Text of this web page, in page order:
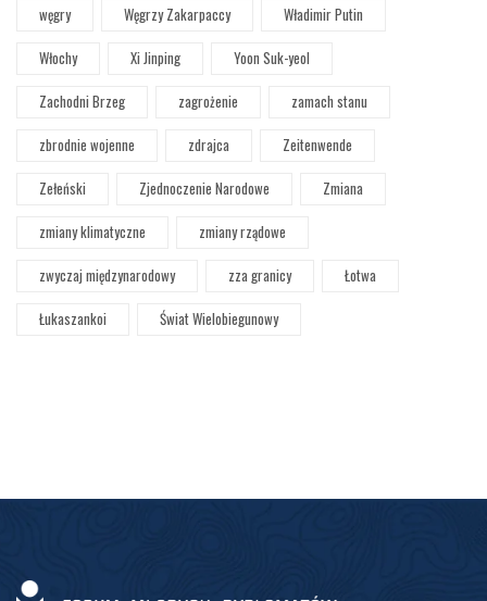
węgry
Węgrzy Zakarpaccy
Władimir Putin
Włochy
Xi Jinping
Yoon Suk-yeol
Zachodni Brzeg
zagrożenie
zamach stanu
zbrodnie wojenne
zdrajca
Zeitenwende
Zełeński
Zjednoczenie Narodowe
Zmiana
zmiany klimatyczne
zmiany rządowe
zwyczaj międzynarodowy
zza granicy
Łotwa
Łukaszankoi
Świat Wielobiegunowy